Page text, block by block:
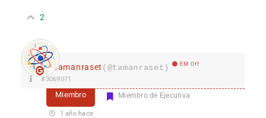
2
Tamanraset (@tamanraset) EM Off
#3069071
Miembro Miembro de Ejecutiva
1 año hace